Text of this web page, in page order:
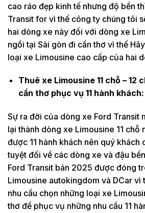
cao ráo đẹp kinh tế nhưng độ bền
Transit for vì thế công ty chúng tôi
hai dòng xe này đối với dòng xe
ngồi tại Sài gòn đi cần thơ vì thế
loại xe Limousine cao cấp của hai
Thuê xe Limousine 11 chỗ – 12
cần thơ phục vụ 11 hành khách:
Sự ra đời của dòng xe Ford Transit
lại thành dòng xe Limousine 11 chỗ
được 11 hành khách nên quý khách
tuyệt đối về các dòng xe và đậu
Ford Transit bản 2025 được đóng
Limousine autokingdom và DCar vì
nhu cầu chọn những loại xe
thơ để phục vụ những nhu cầu 11